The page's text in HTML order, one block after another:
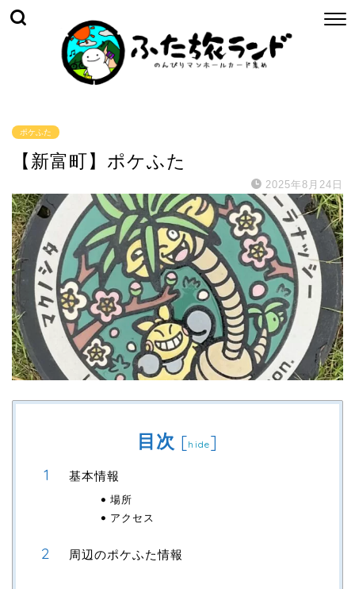
ポケふた
【新富町】ポケふた
2025年8月24日
目次 [hide]
基本情報
場所
アクセス
周辺のポケふた情報